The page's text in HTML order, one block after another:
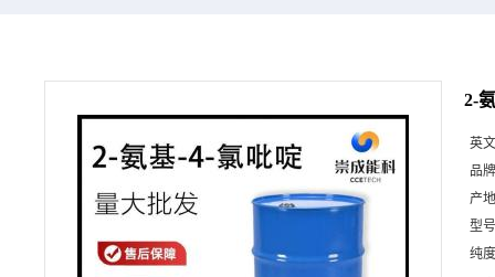
2-
英
品
产
型
纯